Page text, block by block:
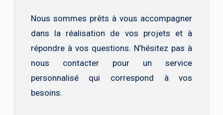
Nous sommes prêts à vous accompagner
dans la réalisation de vos projets et à
répondre à vos questions. N’hésitez pas à
nous contacter pour un service
personnalisé qui correspond à vos
besoins.